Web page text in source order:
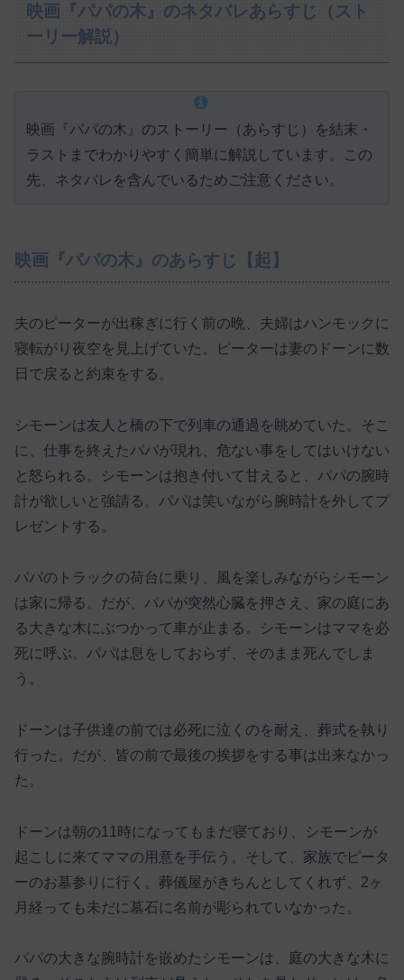
映画『パパの木』のネタバレあらすじ（スト
ーリー解説）
映画『パパの木』のストーリー（あらすじ）を結末・
ラストまでわかりやすく簡単に解説しています。この
先、ネタバレを含んでいるためご注意ください。
映画『パパの木』のあらすじ【起】
夫のピーターが出稼ぎに行く前の晩、夫婦はハンモックに
寝転がり夜空を見上げていた。ピーターは妻のドーンに数
日で戻ると約束をする。
シモーンは友人と橋の下で列車の通過を眺めていた。そこ
に、仕事を終えたパパが現れ、危ない事をしてはいけない
と怒られる。シモーンは抱き付いて甘えると、パパの腕時
計が欲しいと強請る。パパは笑いながら腕時計を外してプ
レゼントする。
パパのトラックの荷台に乗り、風を楽しみながらシモーン
は家に帰る。だが、パパが突然心臓を押さえ、家の庭にあ
る大きな木にぶつかって車が止まる。シモーンはママを必
死に呼ぶ。パパは息をしておらず、そのまま死んでしま
う。
ドーンは子供達の前では必死に泣くのを耐え、葬式を執り
行った。だが、皆の前で最後の挨拶をする事は出来なかっ
た。
ドーンは朝の11時になってもまだ寝ており、シモーンが
起こしに来てママの用意を手伝う。そして、家族でピータ
ーのお墓参りに行く。葬儀屋がきちんとしてくれず、2ヶ
月経っても未だに墓石に名前が彫られていなかった。
パパの大きな腕時計を嵌めたシモーンは、庭の大きな木に